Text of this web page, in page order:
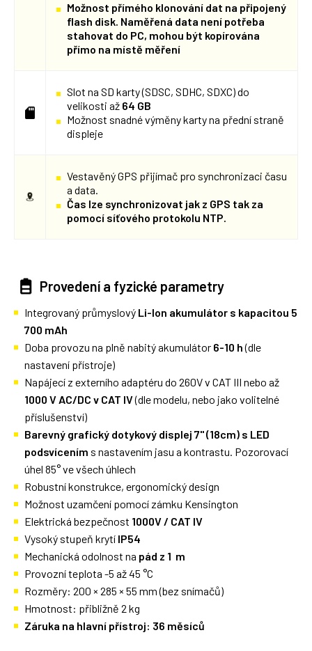
Možnost přímého klonování dat na připojený
flash disk. Naměřená data není potřeba
stahovat do PC, mohou být kopírována
přímo na místě měření
Slot na SD karty (SDSC, SDHC, SDXC) do
velikosti až 64 GB
Možnost snadné výměny karty na přední straně
displeje
Vestavěný GPS přijímač pro synchronizaci času
a data.
Čas lze synchronizovat jak z GPS tak za
pomocí síťového protokolu NTP.
Provedení a fyzické parametry
Integrovaný průmyslový Li-Ion akumulátor s kapacitou 5
700 mAh
Doba provozu na plně nabitý akumulátor 6-10 h(dle
nastavení přístroje)
Napájecí z externího adaptéru do 260V v CAT III nebo až
1000 V AC/DC v CAT IV(dle modelu, nebo jako volitelné
příslušenství)
Barevný grafický dotykový displej 7" (18cm) s LED
podsvícením s nastavením jasu a kontrastu. Pozorovací
úhel 85° ve všech úhlech
Robustní konstrukce, ergonomický design
Možnost uzamčení pomocí zámku Kensington
Elektrická bezpečnost 1000V / CAT IV
Vysoký stupeň krytí IP54
Mechanická odolnost na pád z 1 m
Provozní teplota -5 až 45 °C
Rozměry: 200 × 285 × 55 mm (bez snímačů)
Hmotnost: přibližně 2 kg
Záruka na hlavní přístroj: 36 měsíců